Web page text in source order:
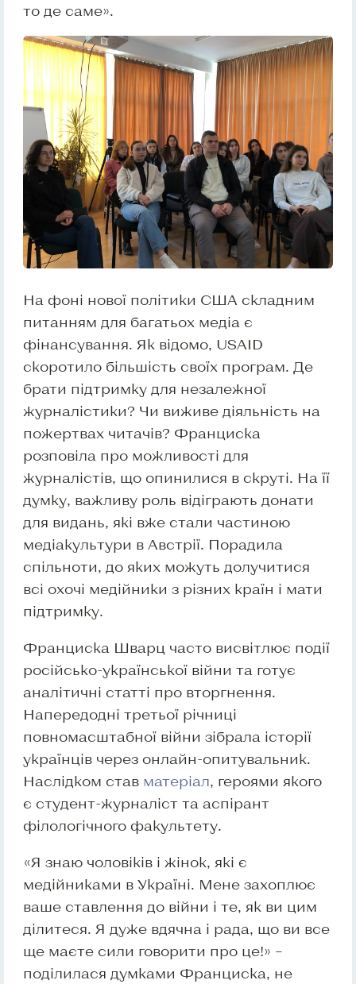
то де саме».
На фоні нової політики США складним
питанням для багатьох медіа є
фінансування. Як відомо, USAID
скоротило більшість своїх програм. Де
брати підтримку для незалежної
журналістики? Чи виживе діяльність на
пожертвах читачів? Франциска
розповіла про можливості для
журналістів, що опинилися в скруті. На її
думку, важливу роль відіграють донати
для видань, які вже стали частиною
медіакультури в Австрії. Порадила
спільноти, до яких можуть долучитися
всі охочі медійники з різних країн і мати
підтримку.
Франциска Шварц часто висвітлює події
російсько-української війни та готує
аналітичні статті про вторгнення.
Напередодні третьої річниці
повномасштабної війни зібрала історії
українців через онлайн-опитувальник.
Наслідком став матеріал, героями якого
є студент-журналіст та аспірант
філологічного факультету.
«Я знаю чоловіків і жінок, які є
медійниками в Україні. Мене захоплює
ваше ставлення до війни і те, як ви цим
ділитеся. Я дуже вдячна і рада, що ви все
ще маєте сили говорити про це!» –
поділилася думками Франциска, не